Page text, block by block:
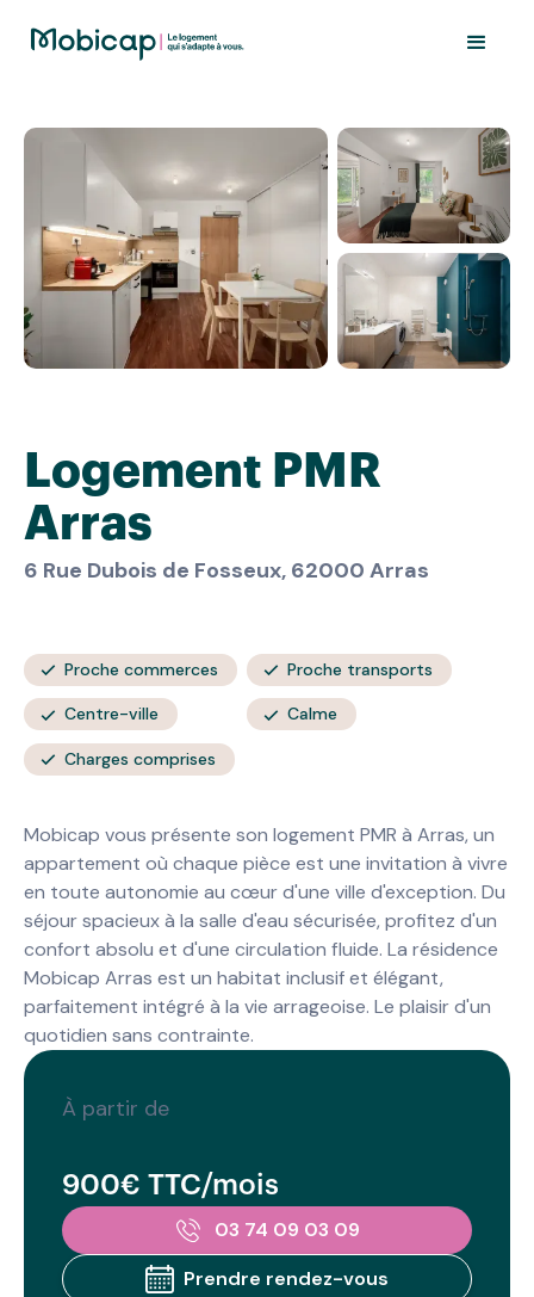
Logement PMR
Arras
6 Rue Dubois de Fosseux, 62000 Arras
Proche commerces Proche transports
Centre-ville Calme
Charges comprises
Mobicap vous présente son logement PMR à Arras, un
appartement où chaque pièce est une invitation à vivre
en toute autonomie au cœur d'une ville d'exception. Du
séjour spacieux à la salle d'eau sécurisée, profitez d'un
confort absolu et d'une circulation fluide. La résidence
Mobicap Arras est un habitat inclusif et élégant,
parfaitement intégré à la vie arrageoise. Le plaisir d'un
quotidien sans contrainte.
À partir de
900€ TTC/mois
03 74 09 03 09
Prendre rendez-vous